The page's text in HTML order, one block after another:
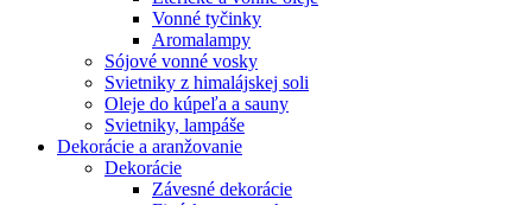
Vonné tyčinky
Aromalampy
Sójové vonné vosky
Svietniky z himalájskej soli
Oleje do kúpeľa a sauny
Svietniky, lampáše
Dekorácie a aranžovanie
Dekorácie
Závesné dekorácie